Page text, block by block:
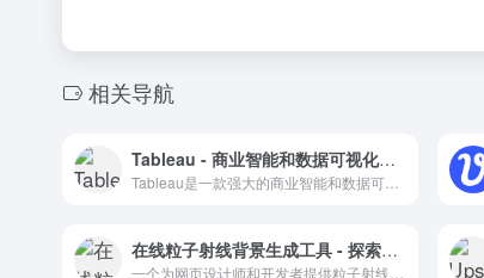
相关导航
Tableau - 商业智能和数据可视化的领先软件
在线粒子射线背景生成工具 - 探索创意网页设计新境界